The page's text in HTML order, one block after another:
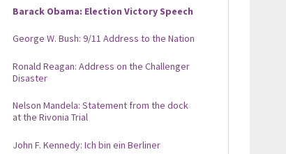
Barack Obama: Election Victory Speech
George W. Bush: 9/11 Address to the Nation
Ronald Reagan: Address on the Challenger
Disaster
Nelson Mandela: Statement from the dock
at the Rivonia Trial
John F. Kennedy: Ich bin ein Berliner